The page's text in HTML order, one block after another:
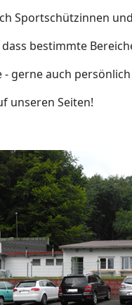
Sportschützinnen
dass bestimmte
gerne auch
unseren Seiten!